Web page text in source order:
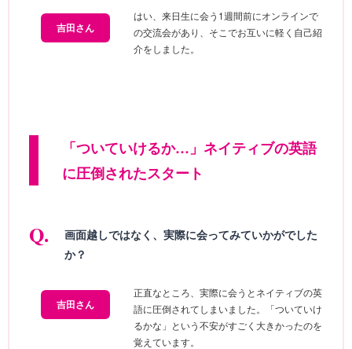
吉田さん
はい、来日生に会う1週間前にオンラインで
の交流会があり、そこでお互いに軽く自己紹
介をしました。
「ついていけるか…」ネイティブの英語
に圧倒されたスタート
画面越しではなく、実際に会ってみていかがでした
か？
吉田さん
正直なところ、実際に会うとネイティブの英
語に圧倒されてしまいました。「ついていけ
るかな」という不安がすごく大きかったのを
覚えています。